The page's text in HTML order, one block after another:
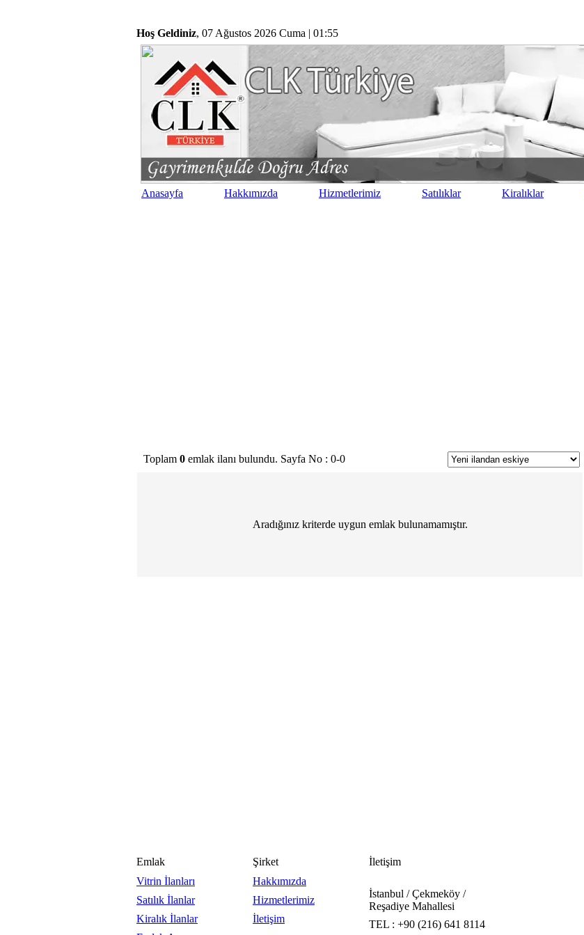
Hoş Geldiniz, 07 Ağustos 2026 Cuma | 01:55
Anasayfa Hakkımızda Hizmetlerimiz Satılıklar Kiralıklar
Toplam 0 emlak ilanı bulundu. Sayfa No : 0-0
Aradığınız kriterde uygun emlak bulunamamıştır.
Emlak
Vitrin İlanları
Satılık İlanlar
Kiralık İlanlar
Şirket
Hakkımızda
Hizmetlerimiz
İletişim
İletişim
İstanbul / Çekmeköy /
Reşadiye Mahallesi
TEL : +90 (216) 641 8114